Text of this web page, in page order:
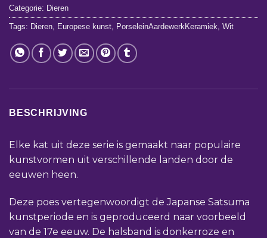
Categorie: Dieren
Tags: Dieren Europese kunst PorseleinAardewerkKeramiek Wit
BESCHRIJVING
Elke kat uit deze serie is gemaakt naar populaire
kunstvormen uit verschillende landen door de
eeuwen heen.
Deze poes vertegenwoordigt de Japanse Satsuma
kunstperiode en is geproduceerd naar voorbeeld
van de 17e eeuw. De halsband is donkerroze en